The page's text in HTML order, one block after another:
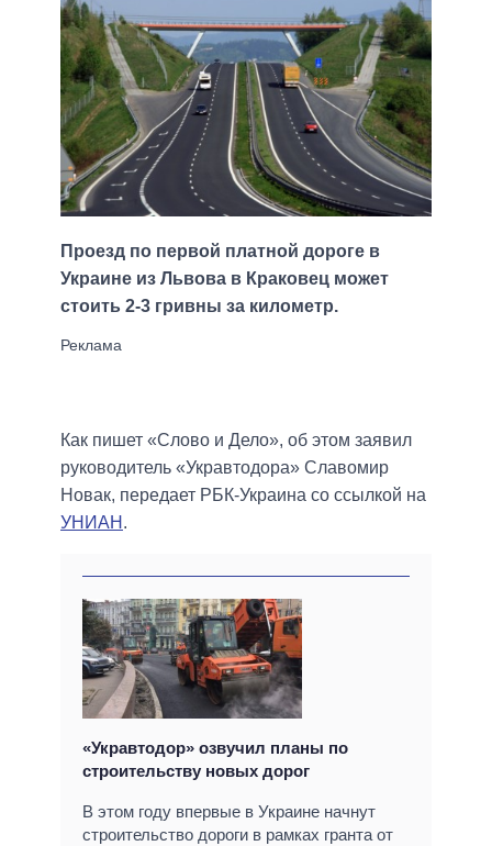
Проезд по первой платной дороге в
Украине из Львова в Краковец может
стоить 2-3 гривны за километр.
Как пишет «Слово и Дело», об этом заявил
руководитель «Укравтодора» Славомир
Новак, передает РБК-Украина со ссылкой на
УНИАН .
«Укравтодор» озвучил планы по
строительству новых дорог
В этом году впервые в Украине начнут
строительство дороги в рамках гранта от